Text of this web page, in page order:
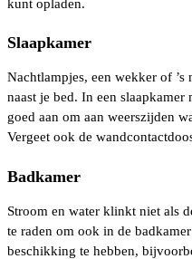
kunt opladen.
Slaapkamer
Nachtlampjes, een wekker of
naast je bed. In een slaapkamer
goed aan om aan weerszijden
Vergeet ook de
Badkamer
Stroom en water klinkt niet als
te raden om ook in de
beschikking te hebben,